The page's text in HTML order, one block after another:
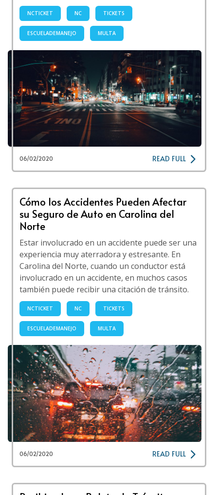
NCTICKET NC TICKETS
ESCUELADEMANEJO MULTA
06/02/2020 READ FULL
Cómo los Accidentes Pueden Afectar
su Seguro de Auto en Carolina del
Norte
Estar involucrado en un accidente puede ser una
experiencia muy aterradora y estresante. En
Carolina del Norte, cuando un conductor está
involucrado en un accidente, en muchos casos
también puede recibir una citación de tránsito.
NCTICKET NC TICKETS
ESCUELADEMANEJO MULTA
06/02/2020 READ FULL